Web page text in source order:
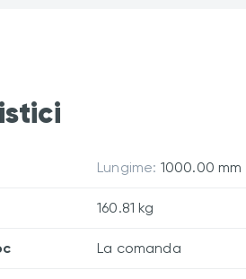
Lungime: 1000.00 mm
160.81 kg
La comanda